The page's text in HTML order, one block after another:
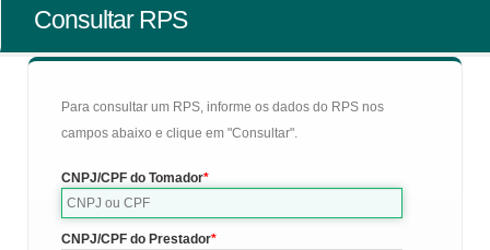
Consultar RPS
Para consultar um RPS, informe os dados do RPS nos
campos abaixo e clique em "Consultar".
CNPJ/CPF do Tomador
CNPJ/CPF do Prestador